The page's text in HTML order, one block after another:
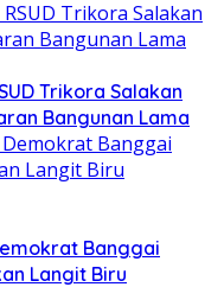
Trikora Salakan
Bangunan Lama
Banggai
Langit Biru